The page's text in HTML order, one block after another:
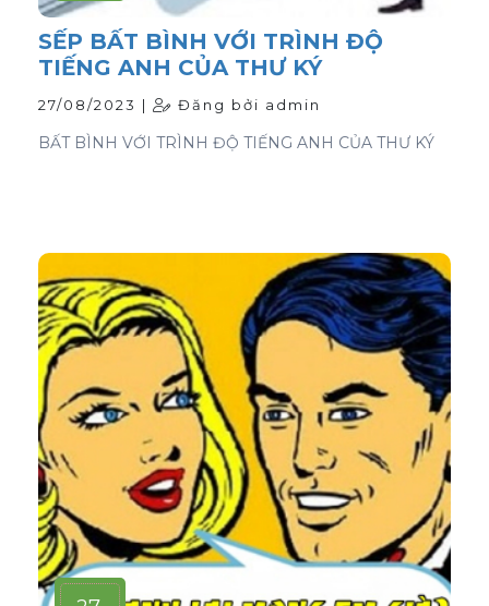
SẾP BẤT BÌNH VỚI TRÌNH ĐỘ
TIẾNG ANH CỦA THƯ KÝ
27/08/2023 | Đăng bởi admin
BẤT BÌNH VỚI TRÌNH ĐỘ TIẾNG ANH CỦA THƯ KÝ